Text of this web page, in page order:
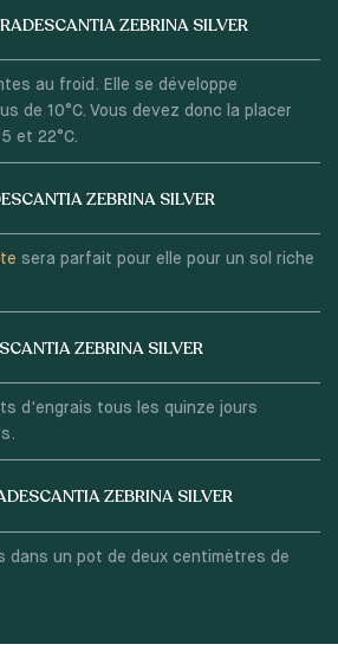
ZEBRINA SILVER
au froid. Elle se développe
de 10°C. Vous devez donc la placer
et 22°C.
ZEBRINA SILVER
sera parfait pour elle pour un sol riche
ZEBRINA SILVER
d'engrais tous les quinze jours
ZEBRINA SILVER
dans un pot de deux centimètres de